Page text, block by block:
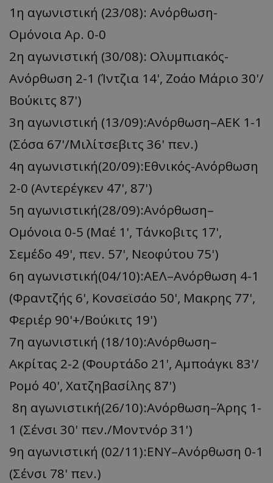
1η αγωνιστική (23/08): Ανόρθωση-
Ομόνοια Αρ. 0-0
2η αγωνιστική (30/08): Ολυμπιακός-
Ανόρθωση 2-1 (Ίντζια 14', Ζοάο Μάριο 30'/
Βούκιτς 87')
3η αγωνιστική (13/09):Ανόρθωση–ΑΕΚ 1-1
(Σόσα 67'/Μιλίτσεβιτς 36' πεν.)
4η αγωνιστική(20/09):Εθνικός-Ανόρθωση
2-0 (Αντερέγκεν 47', 87')
5η αγωνιστική(28/09):Ανόρθωση–
Ομόνοια 0-5 (Mαέ 1', Τάνκοβιτς 17',
Σεμέδο 49', πεν. 57', Νεοφύτου 75')
6η αγωνιστική(04/10):ΑΕΛ–Ανόρθωση 4-1
(Φραντζής 6', Koνσεϊσάο 50', Mακρης 77',
Φεριέρ 90'+/Βούκιτς 19')
7η αγωνιστική (18/10):Ανόρθωση–
Ακρίτας 2-2 (Φουρτάδο 21', Αμποάγκι 83'/
Ρομό 40', Χατζηβασίλης 87')
8η αγωνιστική(26/10):Ανόρθωση–Άρης 1-
1 (Σένσι 30' πεν./Μοντνόρ 31')
9η αγωνιστική (02/11):ΕΝΥ–Ανόρθωση 0-1
(Σένσι 78' πεν.)